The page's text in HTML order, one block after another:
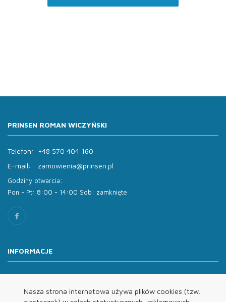
Nasza strona internetowa używa plików cookies (tzw.
PRINSEN ROMAN WICZYŃSKI
Telefon:
+48 570 404 160
E-mail:
zamowienia@prinsen.pl
Godziny otwarcia:
Pon - Pt: 8:00 - 14:00 Sob: zamknięte
INFORMACJE
Oferta